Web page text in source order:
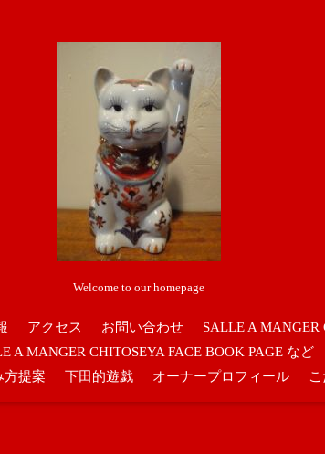
Welcome to our homepage
アクセス お問い合わせ SALLE A MANGER
A MANGER CHITOSEYA FACE BOOK PAGE など
方提案
下田的遊戯 オーナープロフィール